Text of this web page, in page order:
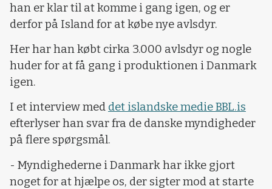
han er klar til at komme i gang igen, og er
derfor på Island for at købe nye avlsdyr.
Her har han købt cirka 3.000 avlsdyr og nogle
huder for at få gang i produktionen i Danmark
igen.
I et interview med det islandske medie BBL.is
efterlyser han svar fra de danske myndigheder
på flere spørgsmål.
- Myndighederne i Danmark har ikke gjort
noget for at hjælpe os, der sigter mod at starte